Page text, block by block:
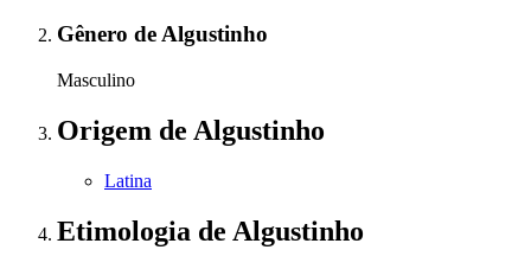
Gênero de Algustinho
Masculino
Origem de Algustinho
Latina
Etimologia de Algustinho